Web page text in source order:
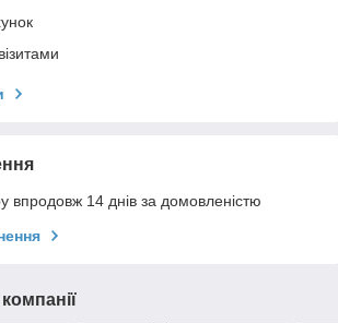
впродовж 14 днів за домовленістю